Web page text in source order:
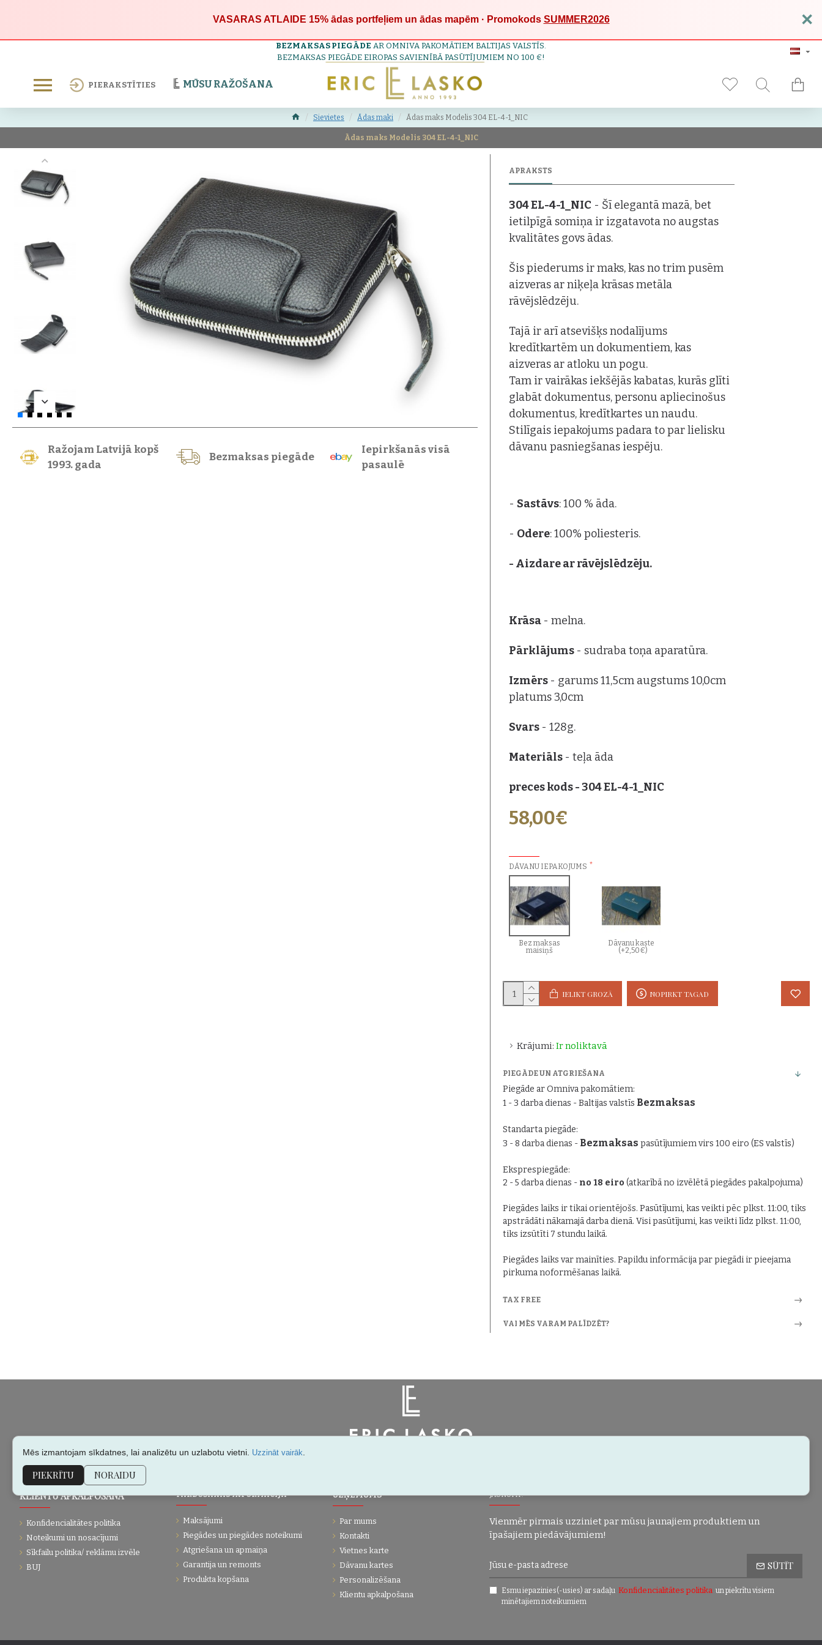
VASARAS ATLAIDE 15%ādas portfeļiem un ādas mapēm · Promokods SUMMER2026 ×
BEZMAKSAS PIEGĀDE AR OMNIVA PAKOMĀTIEM BALTIJAS VALSTĪS.
BEZMAKSAS PIEGĀDE EIROPAS SAVIENĪBĀ PASŪTĪJUMIEM NO 100 €!
PIERAKSTĪTIES MŪSU RAŽOŠANA
Sievietes Ādas maki Ādas maks Modelis 304 EL-4-1_NIC
Ādas maks Modelis 304 EL-4-1_NIC
Ražojam Latvijā kopš
1993. gada
Bezmaksas piegāde
Iepirkšanās visā
pasaulē
APRAKSTS
304 EL-4-1_NIC - Šī elegantā mazā, bet
ietilpīgā somiņa ir izgatavota no augstas
kvalitātes govs ādas.
Šis piederums ir maks, kas no trim pusēm
aizveras ar niķeļa krāsas metāla
rāvējslēdzēju.
Tajā ir arī atsevišķs nodalījums
kredītkartēm un dokumentiem, kas
aizveras ar atloku un pogu.
Tam ir vairākas iekšējās kabatas, kurās glīti
glabāt dokumentus, personu apliecinošus
dokumentus, kredītkartes un naudu.
Stilīgais iepakojums padara to par lielisku
dāvanu pasniegšanas iespēju.
- Sastāvs: 100 % āda.
- Odere: 100% poliesteris.
- Aizdare ar rāvējslēdzēju.
Krāsa - melna.
Pārklājums - sudraba toņa aparatūra.
Izmērs - garums 11,5cm augstums 10,0cm
platums 3,0cm
Svars - 128g.
Materiāls - teļa āda
preces kods - 304 EL-4-1_NIC
Krājumi: Ir noliktavā
58,00€
DĀVANU IEPAKOJUMS
Bez maksas
maisiņš
Dāvanu kaste
(+2,50€)
IELIKT GROZĀ NOPIRKT TAGAD
PIEGĀDE UN ATGRIEŠANA
Piegāde ar Omniva pakomātiem:
1 - 3 darba dienas - Baltijas valstīs Bezmaksas
Standarta piegāde:
3 - 8 darba dienas - Bezmaksas pasūtījumiem virs 100 eiro (ES valstīs)
Eksprespiegāde:
2 - 5 darba dienas - no 18 eiro (atkarībā no izvēlētā piegādes pakalpojuma)
Piegādes laiks ir tikai orientējošs. Pasūtījumi, kas veikti pēc plkst. 11:00, tiks
apstrādāti nākamajā darba dienā. Visi pasūtījumi, kas veikti līdz plkst. 11:00,
tiks izsūtīti 7 stundu laikā.
Piegādes laiks var mainīties. Papildu informācija par piegādi ir pieejama
pirkuma noformēšanas laikā.
TAX FREE
VAI MĒS VARAM PALĪDZĒT?
KLIENTU APKALPOŠANA
Konfidencialitātes politika
Noteikumi un nosacījumi
Sīkfailu politika/ reklāmu izvēle
BUJ
PĀRDOŠANAS INFORMĀCIJA
Maksājumi
Piegādes un piegādes noteikumi
Atgriešana un apmaiņa
Garantija un remonts
Produkta kopšana
UZŅĒMUMS
Par mums
Kontakti
Vietnes karte
Dāvanu kartes
Personalizēšana
Klientu apkalpošana
JAUNUMI!
Vienmēr pirmais uzziniet par mūsu jaunajiem produktiem un
īpašajiem piedāvājumiem!
SŪTĪT
Esmu iepazinies(-usies) ar sadaļu Konfidencialitātes politika un piekrītu visiem
minētajiem noteikumiem
Mēs izmantojam sīkdatnes, lai analizētu un uzlabotu vietni. Uzzināt vairāk.
PIEKRĪTU NORAIDU